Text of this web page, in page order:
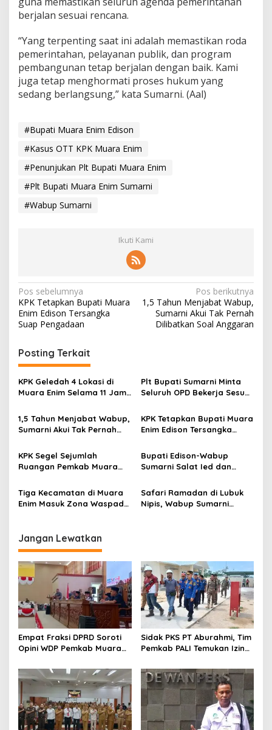
berjalan sesuai rencana.
“Yang terpenting saat ini adalah memastikan roda
pemerintahan, pelayanan publik, dan program
pembangunan tetap berjalan dengan baik. Kami
juga tetap menghormati proses hukum yang
sedang berlangsung,” kata Sumarni. (Aal)
#Bupati Muara Enim Edison
#Kasus OTT KPK Muara Enim
#Penunjukan Plt Bupati Muara Enim
#Plt Bupati Muara Enim Sumarni
#Wabup Sumarni
Ikuti Kami
N
a
v
i
g
a
s
i
p
s
Pos sebelumnya
KPK Tetapkan Bupati Muara
Enim Edison Tersangka
Suap Pengadaan
Pos berikutnya
1,5 Tahun Menjabat Wabup,
Sumarni Akui Tak Pernah
Dilibatkan Soal Anggaran
Posting Terkait
KPK Geledah 4 Lokasi di
Muara Enim Selama 11 Jam,
Berisi Dokumen
Plt Bupati Sumarni Minta
Seluruh OPD Bekerja Sesuai
1,5 Tahun Menjabat Wabup,
Sumarni Akui Tak Pernah
KPK Tetapkan Bupati Muara
Enim Edison Tersangka
KPK Segel Sejumlah
Ruangan Pemkab Muara
Kerja Bupati
Bupati Edison-Wabup
Sumarni Salat Ied dan
di Masjid Agung
Tiga Kecamatan di Muara
Enim Masuk Zona Waspada
Safari Ramadan di Lubuk
Nipis, Wabup Sumarni
Jangan Lewatkan
Empat Fraksi DPRD Soroti
Opini WDP Pemkab Muara
Kelola Keuangan
Sidak PKS PT Aburahmi, Tim
Pemkab PALI Temukan Izin